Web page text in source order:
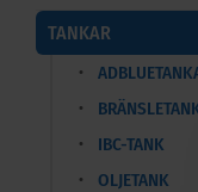
TANKAR
IBC-TANK
OLJETANK